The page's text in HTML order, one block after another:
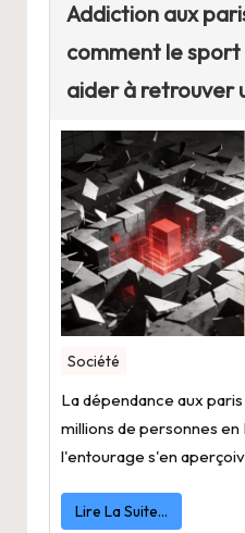
Addiction aux
comment le
aider à retrouver
Société
La dépendance aux
millions de personnes
l'entourage s'en
Lire La Suite…